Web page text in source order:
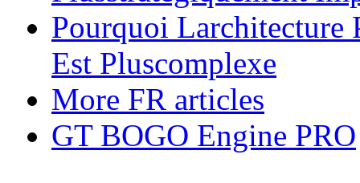
Pourquoi
Est Pluscomplexe
More FR articles
GT BOGO Engine PRO